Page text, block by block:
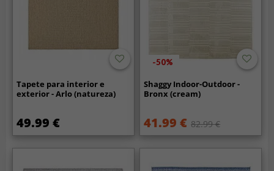
Tapete para interior e
exterior - Arlo (natureza)
49.99 €
-50%
Shaggy Indoor-Outdoor -
Bronx (cream)
41.99 € 82.99 €